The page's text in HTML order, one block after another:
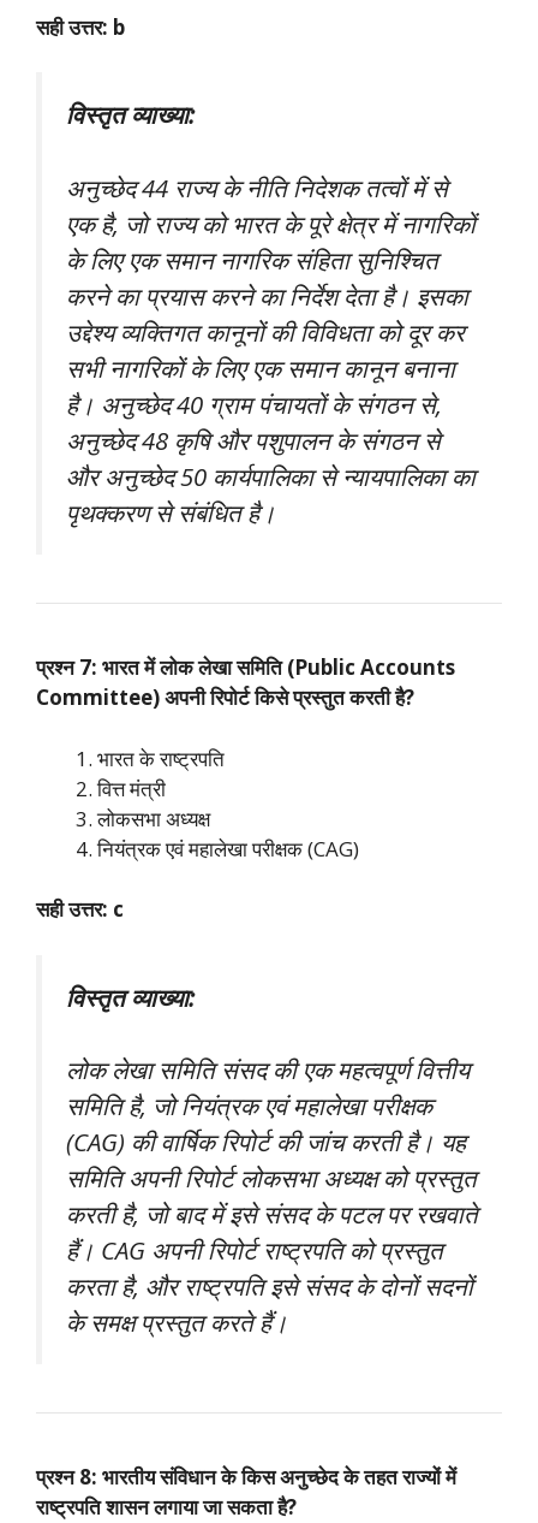
सही उत्तर: b
विस्तृत व्याख्या:
अनुच्छेद 44 राज्य के नीति निदेशक तत्वों में से
एक है, जो राज्य को भारत के पूरे क्षेत्र में नागरिकों
के लिए एक समान नागरिक संहिता सुनिश्चित
करने का प्रयास करने का निर्देश देता है। इसका
उद्देश्य व्यक्तिगत कानूनों की विविधता को दूर कर
सभी नागरिकों के लिए एक समान कानून बनाना
है। अनुच्छेद 40 ग्राम पंचायतों के संगठन से,
अनुच्छेद 48 कृषि और पशुपालन के संगठन से
और अनुच्छेद 50 कार्यपालिका से न्यायपालिका का
पृथक्करण से संबंधित है।
प्रश्न 7: भारत में लोक लेखा समिति (Public Accounts
Committee) अपनी रिपोर्ट किसे प्रस्तुत करती है?
भारत के राष्ट्रपति
वित्त मंत्री
लोकसभा अध्यक्ष
नियंत्रक एवं महालेखा परीक्षक (CAG)
सही उत्तर: c
विस्तृत व्याख्या:
लोक लेखा समिति संसद की एक महत्वपूर्ण वित्तीय
समिति है, जो नियंत्रक एवं महालेखा परीक्षक
(CAG) की वार्षिक रिपोर्ट की जांच करती है। यह
समिति अपनी रिपोर्ट लोकसभा अध्यक्ष को प्रस्तुत
करती है, जो बाद में इसे संसद के पटल पर रखवाते
हैं। CAG अपनी रिपोर्ट राष्ट्रपति को प्रस्तुत
करता है, और राष्ट्रपति इसे संसद के दोनों सदनों
के समक्ष प्रस्तुत करते हैं।
प्रश्न 8: भारतीय संविधान के किस अनुच्छेद के तहत राज्यों में
राष्ट्रपति शासन लगाया जा सकता है?